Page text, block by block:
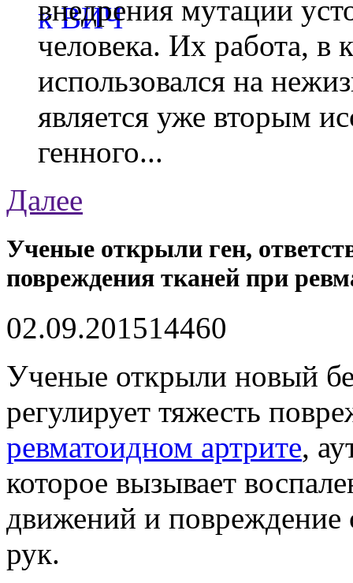
внедрения мутации
человека. Их работа, в
использовался на
является уже вторым
генного...
Далее
Ученые открыли ген,
повреждения тканей при
02.09.201514460
Ученые открыли новый
регулирует тяжесть
ревматоидном артрите,
которое вызывает
движений и повреждение
рук.